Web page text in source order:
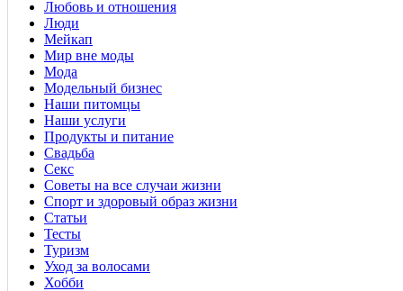
Любовь и отношения
Люди
Мейкап
Мир вне моды
Мода
Модельный бизнес
Наши питомцы
Наши услуги
Продукты и питание
Свадьба
Секс
Советы на все случаи жизни
Спорт и здоровый образ жизни
Статьи
Тесты
Туризм
Уход за волосами
Хобби